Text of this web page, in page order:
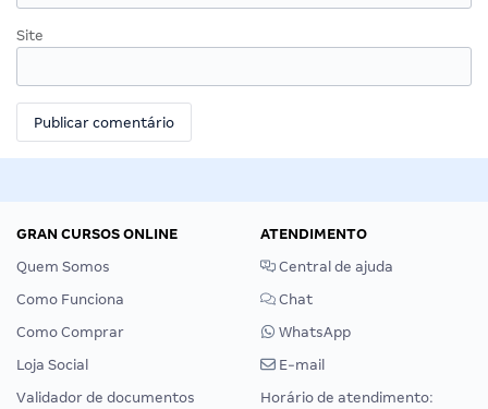
Site
GRAN CURSOS ONLINE
Quem Somos
Como Funciona
Como Comprar
Loja Social
Validador de documentos
ATENDIMENTO
Central de ajuda
Chat
WhatsApp
E-mail
Horário de atendimento: